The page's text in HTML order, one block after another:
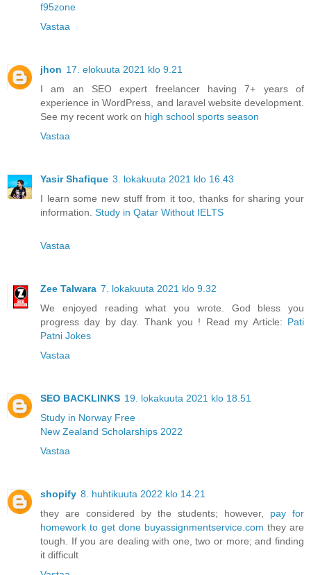
f95zone
Vastaa
jhon 17. elokuuta 2021 klo 9.21
I am an SEO expert freelancer having 7+ years of
experience in WordPress, and laravel website development.
See my recent work on high school sports season
Vastaa
Yasir Shafique 3. lokakuuta 2021 klo 16.43
I learn some new stuff from it too, thanks for sharing your
information. Study in Qatar Without IELTS
Vastaa
Zee Talwara 7. lokakuuta 2021 klo 9.32
We enjoyed reading what you wrote. God bless you
progress day by day. Thank you ! Read my Article: Pati
Patni Jokes
Vastaa
SEO BACKLINKS 19. lokakuuta 2021 klo 18.51
Study in Norway Free
New Zealand Scholarships 2022
Vastaa
shopify 8. huhtikuuta 2022 klo 14.21
they are considered by the students; however, pay for
homework to get done buyassignmentservice.com they are
tough. If you are dealing with one, two or more; and finding
it difficult